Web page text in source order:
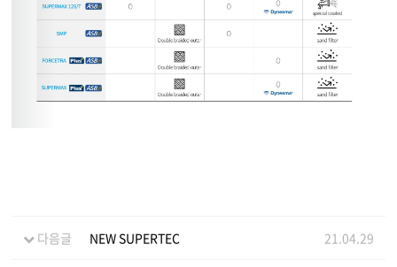
다음글 NEW SUPERTEC 21.04.29